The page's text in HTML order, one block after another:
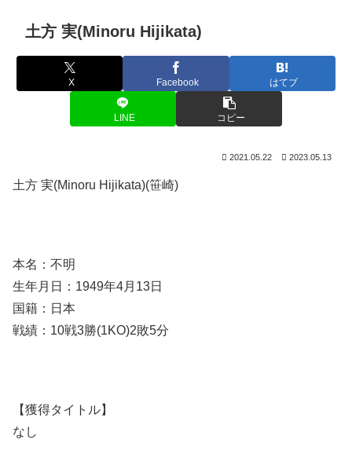
土方 実(Minoru Hijikata)
X Facebook はてブ
LINE コピー
2021.05.22 2023.05.13
土方 実(Minoru Hijikata)(笹崎)
本名：不明
生年月日：1949年4月13日
国籍：日本
戦績：10戦3勝(1KO)2敗5分
【獲得タイトル】
なし